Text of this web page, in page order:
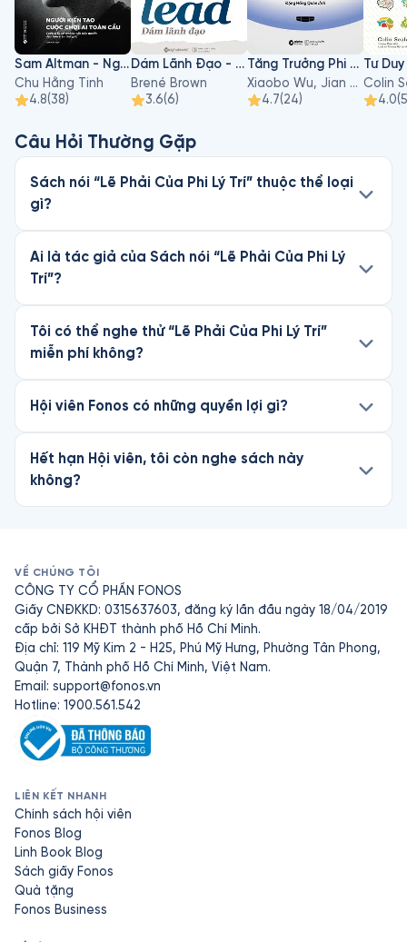
Sam Altman - Người Kiến Tạo Cuộc Chơi AI Toàn Cầu
Chu Hằng Tinh
4.8(38)
Dám Lãnh Đạo - Dare To Lead
Brené Brown
3.6(6)
Tăng Trưởng Phi Tuyến Tính - Sự Trỗi Dậy Của Geely
Xiaobo Wu, Jian Du, Sihan Li
4.7(24)
Colin
4.0(
Câu Hỏi Thường Gặp
Sách nói “Lẽ Phải Của Phi Lý Trí” thuộc thể loại
gì?
Ai là tác giả của Sách nói “Lẽ Phải Của Phi Lý
Trí”?
Tôi có thể nghe thử “Lẽ Phải Của Phi Lý Trí”
miễn phí không?
Hội viên Fonos có những quyền lợi gì?
Hết hạn Hội viên, tôi còn nghe sách này
không?
VỀ CHÚNG TÔI
CÔNG TY CỔ PHẦN FONOS
Giấy CNĐKKD: 0315637603, đăng ký lần đầu ngày 18/04/2019
cấp bởi Sở KHĐT thành phố Hồ Chí Minh.
Địa chỉ: 119 Mỹ Kim 2 - H25, Phú Mỹ Hưng, Phường Tân Phong,
Quận 7, Thành phố Hồ Chí Minh, Việt Nam.
Email: support@fonos.vn
Hotline: 1900.561.542
LIÊN KẾT NHANH
Chính sách hội viên
Fonos Blog
Linh Book Blog
Sách giấy Fonos
Quà tặng
Fonos Business